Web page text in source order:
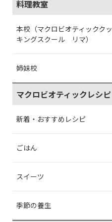
料理教室
本校（マクロビオティッククッ
キングスクール リマ）
姉妹校
マクロビオティックレシピ
新着・おすすめレシピ
ごはん
スイーツ
季節の養生